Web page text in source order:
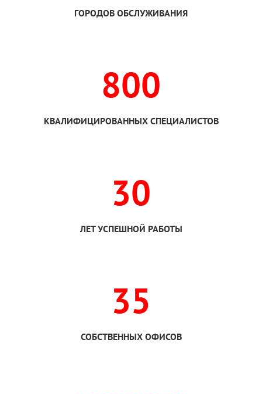
ГОРОДОВ ОБСЛУЖИВАНИЯ
800
КВАЛИФИЦИРОВАННЫХ СПЕЦИАЛИСТОВ
30
ЛЕТ УСПЕШНОЙ РАБОТЫ
35
СОБСТВЕННЫХ ОФИСОВ